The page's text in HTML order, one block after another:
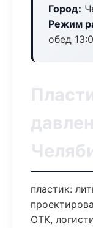
Город:
Режим
обед
пластик:
ОТК,